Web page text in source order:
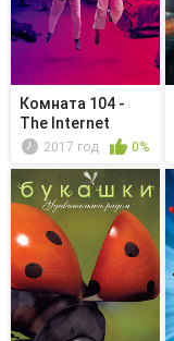
Комната 104 -
The Internet
2017 год 0%